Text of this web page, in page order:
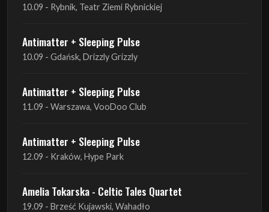
10.09 - Rybnik, Teatr Ziemi Rybnickiej
Antimatter + Sleeping Pulse
10.09 - Gdańsk, Drizzly Grizzly
Antimatter + Sleeping Pulse
11.09 - Warszawa, VooDoo Club
Antimatter + Sleeping Pulse
12.09 - Kraków, Hype Park
Amelia Tokarska - Celtic Tales Quartet
19.09 - Brześć Kujawski, Wahadło